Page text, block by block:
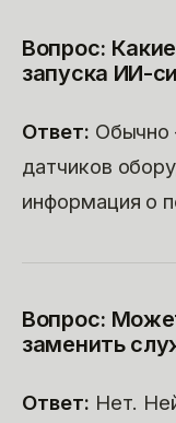
Вопрос:
запуска ИИ-
Ответ: Обычно
датчиков
информация о
Вопрос:
заменить
Ответ: Нет.